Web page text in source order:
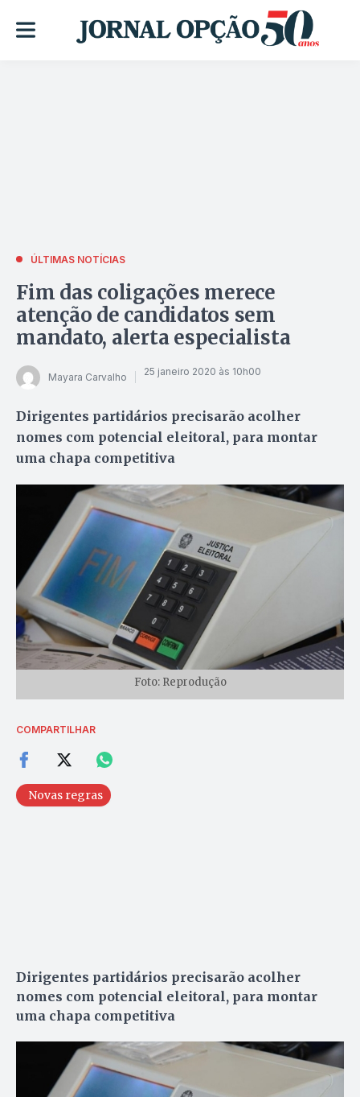
ÚLTIMAS NOTÍCIAS
Fim das coligações merece
atenção de candidatos sem
mandato, alerta especialista
Mayara Carvalho 25 janeiro 2020 às 10h00
Dirigentes partidários precisarão acolher
nomes com potencial eleitoral, para montar
uma chapa competitiva
Foto: Reprodução
COMPARTILHAR
Novas regras
Dirigentes partidários precisarão acolher
nomes com potencial eleitoral, para montar
uma chapa competitiva